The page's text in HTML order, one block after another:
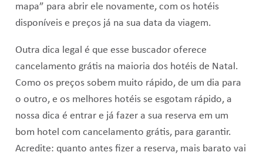
mapa” para abrir ele novamente, com os hotéis
disponíveis e preços já na sua data da viagem.
Outra dica legal é que esse buscador oferece
cancelamento grátis na maioria dos hotéis de Natal.
Como os preços sobem muito rápido, de um dia para
o outro, e os melhores hotéis se esgotam rápido, a
nossa dica é entrar e já fazer a sua reserva em um
bom hotel com cancelamento grátis, para garantir.
Acredite: quanto antes fizer a reserva, mais barato vai